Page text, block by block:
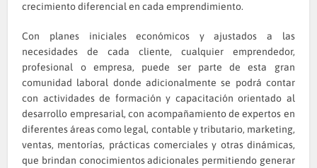
crecimiento diferencial en cada emprendimiento.
Con planes iniciales económicos y ajustados a las
necesidades de cada cliente, cualquier emprendedor,
profesional o empresa, puede ser parte de esta gran
comunidad laboral donde adicionalmente se podrá contar
con actividades de formación y capacitación orientado al
desarrollo empresarial, con acompañamiento de expertos en
diferentes áreas como legal, contable y tributario, marketing,
ventas, mentorías, prácticas comerciales y otras dinámicas,
que brindan conocimientos adicionales permitiendo generar